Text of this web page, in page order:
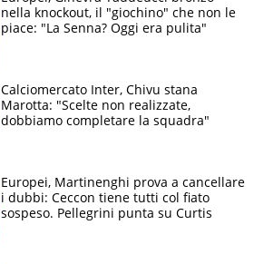
nella knockout, il "giochino" che non le
piace: "La Senna? Oggi era pulita"
Calciomercato Inter, Chivu stana
Marotta: "Scelte non realizzate,
dobbiamo completare la squadra"
Europei, Martinenghi prova a cancellare
i dubbi: Ceccon tiene tutti col fiato
sospeso. Pellegrini punta su Curtis